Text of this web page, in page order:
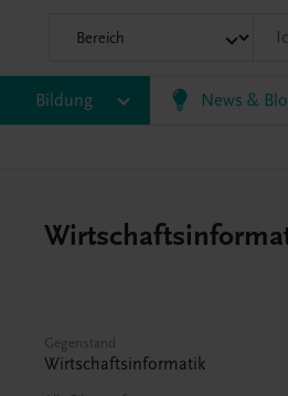
Bildung News &
BASOP BRP BS EWF/
Gegenstand
Wirtschaftsinformatik